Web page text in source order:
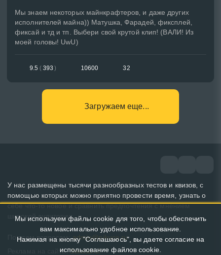
Мы знаем некоторых майнкрафтеров, и даже других
исполнителей майна)) Матушка, Фарадей, фиксплей,
фиксай и тд и тп. Выбери свой крутой клип! (ВАЛИ! Из
моей головы! UwU)
9.5 ( 393 ) 10600 32
Загружаем еще...
У нас размещены тысячи разнообразных тестов и квизов, с
помощью которых можно приятно провести время, узнать о
себе что-то новое и сравнить предпочтения с мнением
широкой аудитории.
По всем вопросам: admin@pikuco.ru
Реклама на сайте: Заказать!
Мы используем файлы cookie для того, чтобы обеспечить
вам максимально удобное использование.
Нажимая на кнопку "Соглашаюсь", вы даете согласие на
использование файлов cookie.